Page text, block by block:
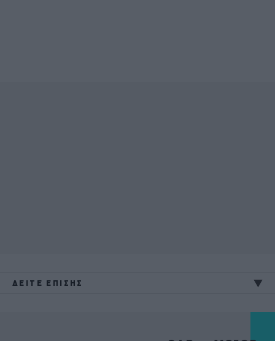
ΔΕΙΤΕ ΕΠΙΣΗΣ